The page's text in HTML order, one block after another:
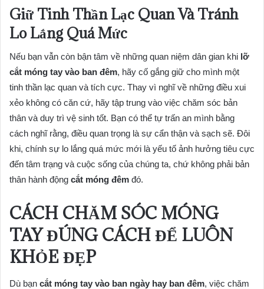
Giữ Tinh Thần Lạc Quan Và Tránh
Lo Lắng Quá Mức
Nếu bạn vẫn còn bận tâm về những quan niệm dân gian khi lỡ
cắt móng tay vào ban đêm, hãy cố gắng giữ cho mình một
tinh thần lạc quan và tích cực. Thay vì nghĩ về những điều xui
xẻo không có căn cứ, hãy tập trung vào việc chăm sóc bản
thân và duy trì vệ sinh tốt. Bạn có thể tự trấn an mình bằng
cách nghĩ rằng, điều quan trọng là sự cẩn thận và sạch sẽ. Đôi
khi, chính sự lo lắng quá mức mới là yếu tố ảnh hưởng tiêu cực
đến tâm trạng và cuộc sống của chúng ta, chứ không phải bản
thân hành động cắt móng đêm đó.
CÁCH CHĂM SÓC MÓNG
TAY ĐÚNG CÁCH ĐỂ LUÔN
KHỎE ĐẸP
Dù bạn cắt móng tay vào ban ngày hay ban đêm, việc chăm